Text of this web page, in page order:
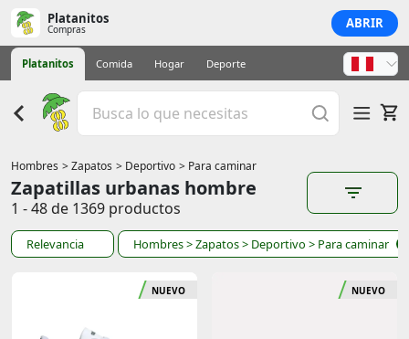
Platanitos
Compras ABRIR
Platanitos Comida Hogar Deporte
Hombres > Zapatos > Deportivo > Para caminar
Zapatillas urbanas hombre
1 - 48 de 1369 productos
Relevancia Hombres> Zapatos> Deportivo > Para caminar
NUEVO NUEVO